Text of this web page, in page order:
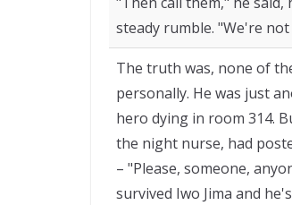
steady rumble. "We're
The truth was, none of
personally. He was just
hero dying in room 314.
the night nurse, had
– "Please, someone,
survived Iwo Jima and